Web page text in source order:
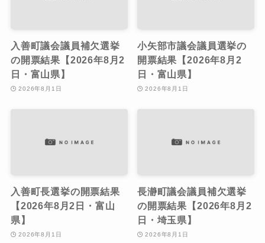
入善町議会議員補欠選挙
の開票結果【2026年8月2
日・富山県】
2026年8月1日
小矢部市議会議員選挙の
開票結果【2026年8月2
日・富山県】
2026年8月1日
入善町長選挙の開票結果
【2026年8月2日・富山
県】
2026年8月1日
長瀞町議会議員補欠選挙
の開票結果【2026年8月2
日・埼玉県】
2026年8月1日